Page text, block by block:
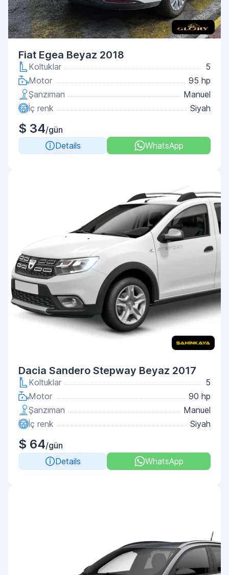
Fiat Egea Beyaz 2018
Koltuklar
5
Motor
95 hp
Şanzıman
Manuel
İç renk
Siyah
$ 34/gün
Details
WhatsApp
Dacia Sandero Stepway Beyaz 2017
Koltuklar
5
Motor
90 hp
Şanzıman
Manuel
İç renk
Siyah
$ 64/gün
Details
WhatsApp